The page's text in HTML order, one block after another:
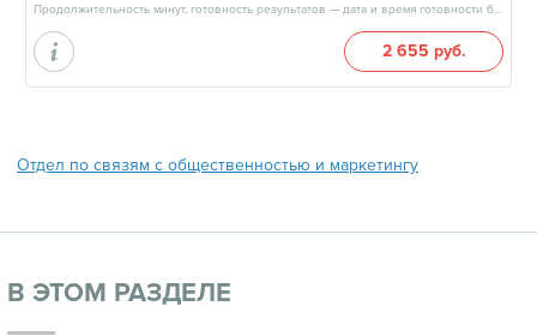
Продолжительность минут, готовность результатов — дата и время готовности будут сообщены врачом в день приёма
2 655 руб.
Отдел по связям с общественностью и маркетингу
В ЭТОМ РАЗДЕЛЕ